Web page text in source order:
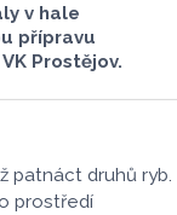
v hale
přípravu
Prostějov.
patnáct druhů ryb.
prostředí